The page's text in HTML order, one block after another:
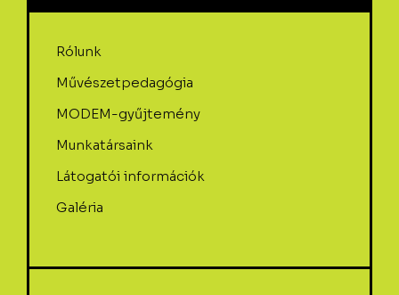
Rólunk
Művészetpedagógia
MODEM-gyűjtemény
Munkatársaink
Látogatói információk
Galéria